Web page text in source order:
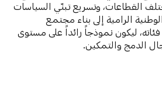
القطاعات، وتسريع تبنّي السياسات
الرامية إلى بناء مجتمع
ليكون نموذجاً رائداً على مستوى
الدمج والتمكين.